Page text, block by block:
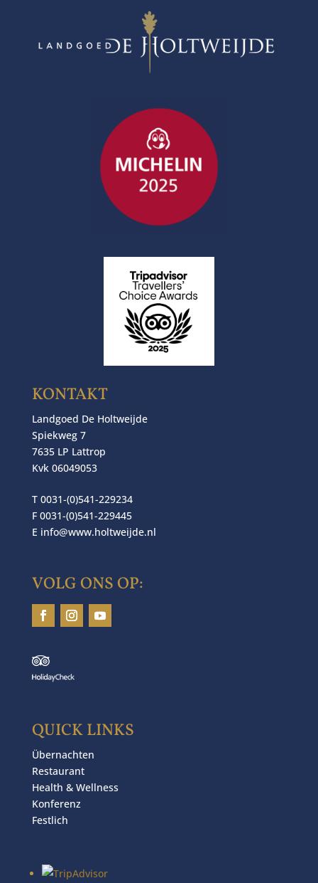
KONTAKT
Landgoed De Holtweijde
Spiekweg 7
7635 LP Lattrop
Kvk 06049053
T 0031-(0)541-229234
F 0031-(0)541-229445
E info@www.holtweijde.nl
VOLG ONS OP:
QUICK LINKS
Übernachten
Restaurant
Health & Wellness
Konferenz
Festlich